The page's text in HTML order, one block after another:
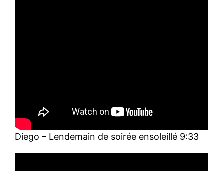
Diego – Lendemain de soirée ensoleillé 9:33